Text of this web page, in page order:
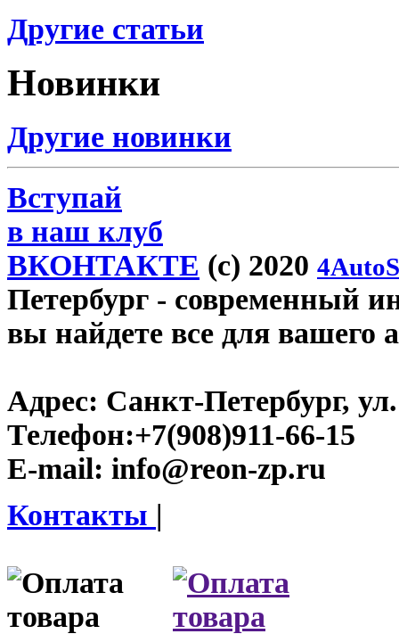
Другие статьи
Новинки
Другие новинки
Вступай
в наш клуб
ВКОНТАКТЕ (c) 2020
Петербург - современный
вы найдете все для вашего
Адрес: Санкт-Петербург,
Телефон:+7(908)911-66-15
E-mail: info@reon-zp.ru
Контакты |